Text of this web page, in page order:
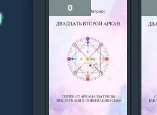
0